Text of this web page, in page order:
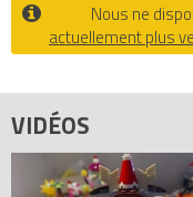
Nous ne
actuellement plus
VIDÉOS